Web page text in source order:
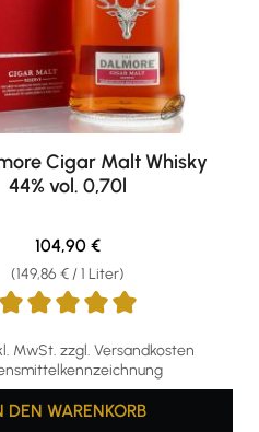
Cigar Malt Whisky
44% vol. 0,70l
MwSt. zzgl. Versandkosten
(149,86 € / 1 Liter)
Regulärer Preis:
104,90 €
DEN WARENKORB